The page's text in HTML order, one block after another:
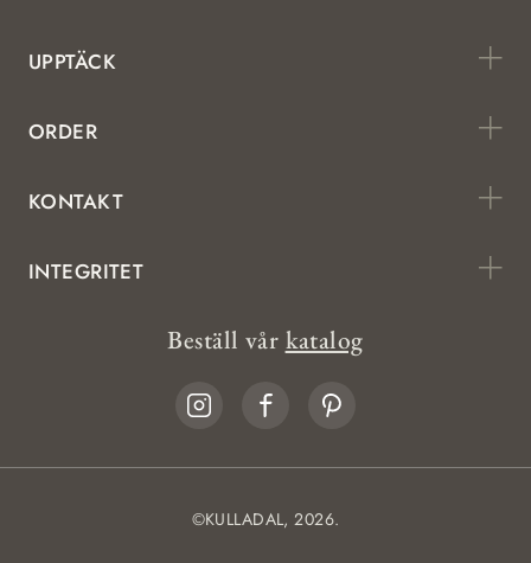
UPPTÄCK
ORDER
KONTAKT
INTEGRITET
Beställ vår katalog
©KULLADAL, 2026.